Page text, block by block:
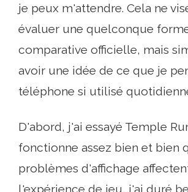
je peux m'attendre. Cela ne
évaluer une quelconque
comparative officielle, mais
avoir une idée de ce que je
téléphone si utilisé
D'abord, j'ai essayé Temple
fonctionne assez bien et bien
problèmes d'affichage
l'expérience de jeu, j'ai duré